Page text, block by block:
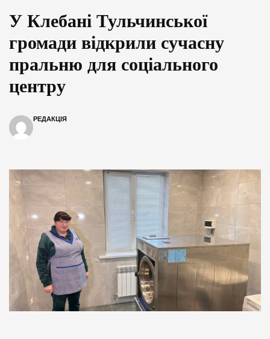
У Клебані Тульчинської
громади відкрили сучасну
пральню для соціального
центру
РЕДАКЦІЯ